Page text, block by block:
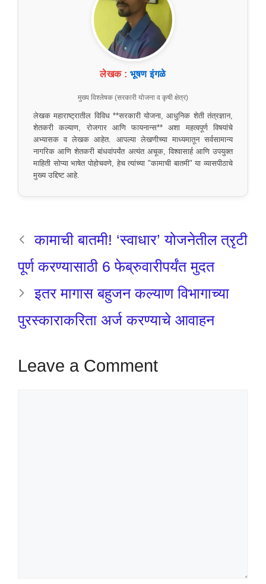
लेखक : भूषण इंगळे
मुख्य विश्लेषक (सरकारी योजना व कृषी क्षेत्र)
लेखक महाराष्ट्रातील विविध **सरकारी योजना, आधुनिक शेती तंत्रज्ञान,
शेतकरी कल्याण, रोजगार आणि फायनान्स** अशा महत्वपूर्ण विषयांचे
अभ्यासक व लेखक आहेत. आपल्या लेखणीच्या माध्यमातून सर्वसामान्य
नागरिक आणि शेतकरी बांधवांपर्यंत अत्यंत अचूक, विश्वासार्ह आणि उपयुक्त
माहिती सोप्या भाषेत पोहोचवणे, हेच त्यांच्या "कामाची बातमी" या व्यासपीठाचे
मुख्य उद्दिष्ट आहे.
कामाची बातमी! ‘स्वाधार’ योजनेतील त्रृटी
पूर्ण करण्यासाठी 6 फेब्रुवारीपर्यंत मुदत
इतर मागास बहुजन कल्याण विभागाच्या
पुरस्काराकरिता अर्ज करण्याचे आवाहन
Leave a Comment